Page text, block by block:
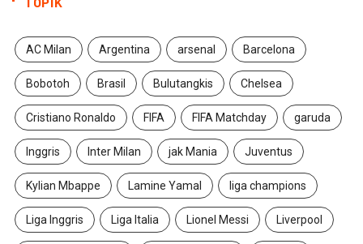
AC Milan Argentina arsenal Barcelona
Bobotoh Brasil Bulutangkis Chelsea
Cristiano Ronaldo FIFA FIFA Matchday garuda
Inggris Inter Milan jak Mania Juventus
Kylian Mbappe Lamine Yamal liga champions
Liga Inggris Liga Italia Lionel Messi Liverpool